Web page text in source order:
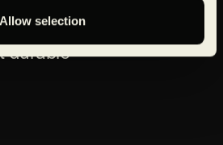
Allow selection
durable